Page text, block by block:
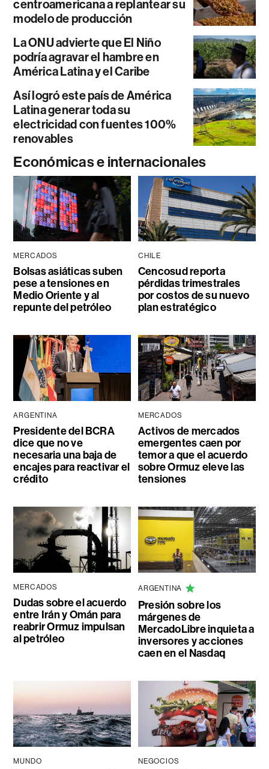
centroamericana a replantear su
modelo de producción
La ONU advierte que El Niño
podría agravar el hambre en
América Latina y el Caribe
Así logró este país de América
Latina generar toda su
electricidad con fuentes 100%
renovables
Económicas e internacionales
MERCADOS
Bolsas asiáticas suben
pese a tensiones en
Medio Oriente y al
repunte del petróleo
CHILE
Cencosud reporta
pérdidas trimestrales
por costos de su nuevo
plan estratégico
ARGENTINA
Presidente del BCRA
dice que no ve
necesaria una baja de
encajes para reactivar el
crédito
MERCADOS
Activos de mercados
emergentes caen por
temor a que el acuerdo
sobre Ormuz eleve las
tensiones
MERCADOS
Dudas sobre el acuerdo
entre Irán y Omán para
reabrir Ormuz impulsan
al petróleo
ARGENTINA
Presión sobre los
márgenes de
MercadoLibre inquieta a
inversores y acciones
caen en el Nasdaq
MUNDO NEGOCIOS